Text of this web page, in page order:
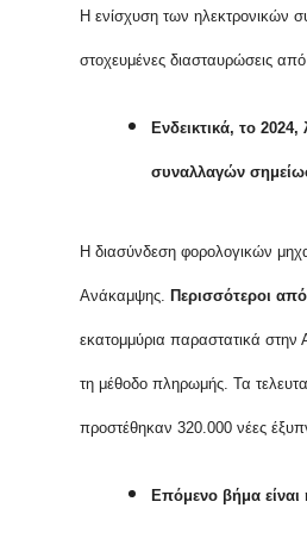
Η ενίσχυση των ηλεκτρονικών
στοχευμένες διασταυρώσεις
Ενδεικτικά, το
συναλλαγών
Η διασύνδεση φορολογικών
Ανάκαμψης. Περισσότεροι
εκατομμύρια παραστατικά
τη μέθοδο πληρωμής. Τα
προστέθηκαν 320.000 νέες
Επόμενο βήμα είναι